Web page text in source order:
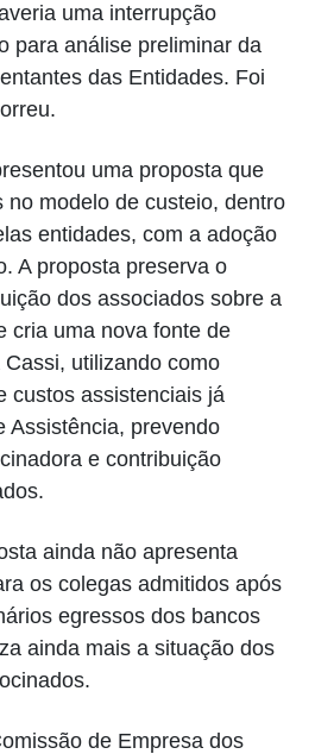
uma interrupção
para análise preliminar da
das Entidades. Foi
uma proposta que
no modelo de custeio, dentro
entidades, com a adoção
A proposta preserva o
dos associados sobre a
cria uma nova fonte de
utilizando como
custos assistenciais já
Assistência, prevendo
e contribuição
ainda não apresenta
os colegas admitidos após
egressos dos bancos
ainda mais a situação dos
de Empresa dos